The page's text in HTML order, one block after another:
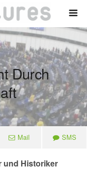
Durch
Mail SMS
und Historiker